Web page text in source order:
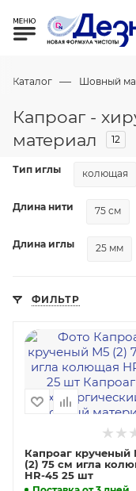
Каталог — Шовный
Капроаг -
материал
12
Тип иглы колющая
Длина нити 75 см
Длина иглы 25 мм
ФИЛЬТР
Капроаг крученый
(2) 75 см игла
HR-45 25 шт